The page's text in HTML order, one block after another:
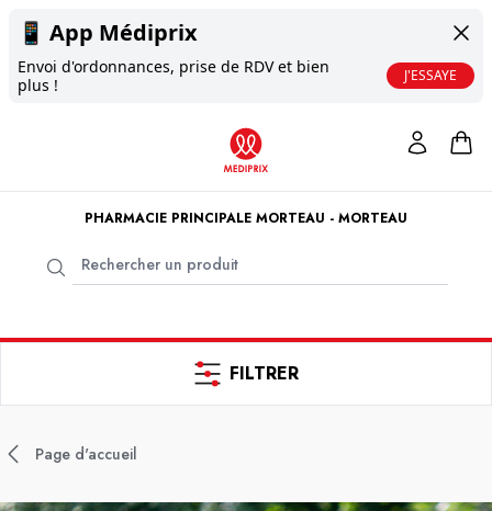
📱 App Médiprix
Envoi d'ordonnances, prise de RDV et bien
plus !
J'ESSAYE
PHARMACIE PRINCIPALE MORTEAU - MORTEAU
FILTRER
Page d'accueil